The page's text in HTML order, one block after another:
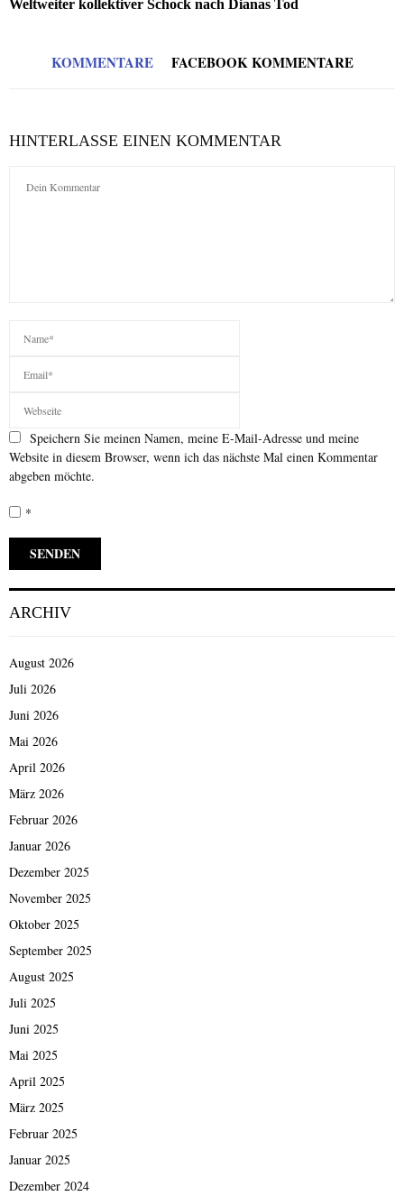
Weltweiter kollektiver Schock nach Dianas Tod
KOMMENTARE FACEBOOK KOMMENTARE
HINTERLASSE EINEN KOMMENTAR
Speichern Sie meinen Namen, meine E-Mail-Adresse und meine
Website in diesem Browser, wenn ich das nächste Mal einen Kommentar
abgeben möchte.
*
ARCHIV
August 2026
Juli 2026
Juni 2026
Mai 2026
April 2026
März 2026
Februar 2026
Januar 2026
Dezember 2025
November 2025
Oktober 2025
September 2025
August 2025
Juli 2025
Juni 2025
Mai 2025
April 2025
März 2025
Februar 2025
Januar 2025
Dezember 2024